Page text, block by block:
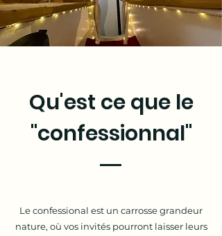
Qu'est ce que le
"confessionnal"
Le confessional est un carrosse grandeur
nature, où vos invités pourront laisser leurs